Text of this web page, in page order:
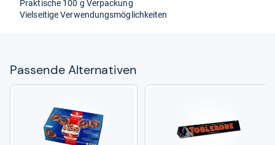
Prak­ti­sche 100 g Ver­pa­ckung
Viel­sei­tige Ver­wen­dungs­mög­lich­kei­ten
Pas­sende Alter­na­ti­ven